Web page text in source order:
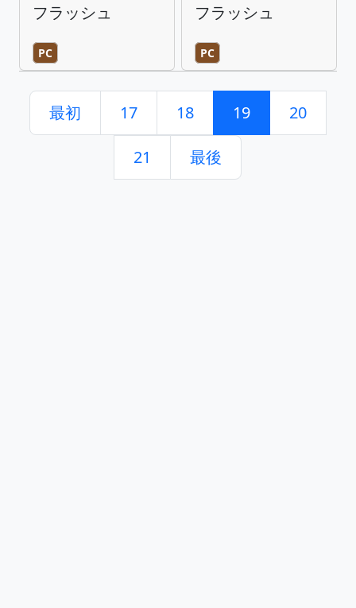
フラッシュ
PC
フラッシュ
PC
最初 17 18 19 20
21 最後